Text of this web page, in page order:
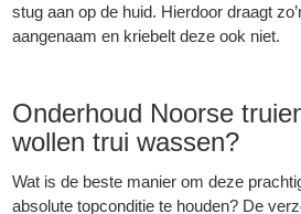
stug aan op de huid. Hierdoor draagt
aangenaam en kriebelt deze ook niet.
Onderhoud Noorse
wollen trui wassen?
Wat is de beste manier om deze
absolute topconditie te houden? De